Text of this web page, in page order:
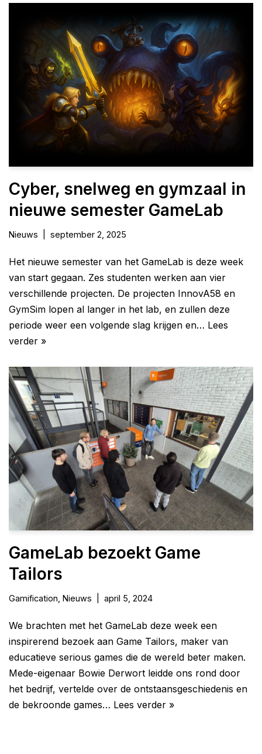
Cyber, snelweg en gymzaal in
nieuwe semester GameLab
Nieuws september 2, 2025
Het nieuwe semester van het GameLab is deze week
van start gegaan. Zes studenten werken aan vier
verschillende projecten. De projecten InnovA58 en
GymSim lopen al langer in het lab, en zullen deze
periode weer een volgende slag krijgen en… Lees
verder »
GameLab bezoekt Game
Tailors
Gamification Nieuws april 5, 2024
We brachten met het GameLab deze week een
inspirerend bezoek aan Game Tailors, maker van
educatieve serious games die de wereld beter maken.
Mede-eigenaar Bowie Derwort leidde ons rond door
het bedrijf, vertelde over de ontstaansgeschiedenis en
de bekroonde games… Lees verder »